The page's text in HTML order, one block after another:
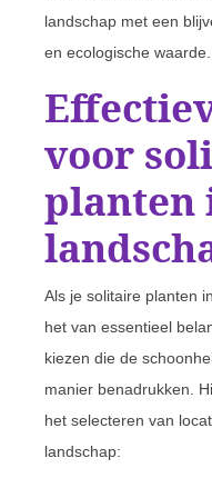
landschap met een
en ecologische waarde.
voor
planten
Als je solitaire planten
het van essentieel
kiezen die de
manier benadrukken.
het selecteren van
landschap: